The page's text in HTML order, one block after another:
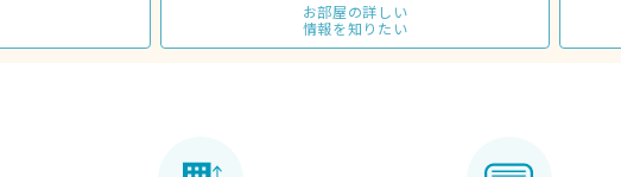
お部屋の詳しい
情報を知りたい